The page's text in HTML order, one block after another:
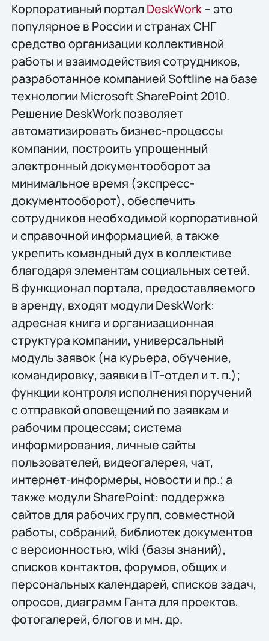
Корпоративный портал DeskWork– это
популярное в России и странах СНГ
средство организации коллективной
работы и взаимодействия сотрудников,
разработанное компанией Softline на базе
технологии Microsoft SharePoint 2010.
Решение DeskWork позволяет
автоматизировать бизнес-процессы
компании, построить упрощенный
электронный документооборот за
минимальное время (экспресс-
документооборот), обеспечить
сотрудников необходимой корпоративной
и справочной информацией, а также
укрепить командный дух в коллективе
благодаря элементам социальных сетей.
В функционал портала, предоставляемого
в аренду, входят модули DeskWork:
адресная книга и организационная
структура компании, универсальный
модуль заявок (на курьера, обучение,
командировку, заявки в IТ-отдел и т. п.);
функции контроля исполнения поручений
с отправкой оповещений по заявкам и
рабочим процессам; система
информирования, личные сайты
пользователей, видеогалерея, чат,
интернет-информеры, новости и пр.; а
также модули SharePoint: поддержка
сайтов для рабочих групп, совместной
работы, собраний, библиотек документов
с версионностью, wiki (базы знаний),
списков контактов, форумов, общих и
персональных календарей, списков задач,
опросов, диаграмм Ганта для проектов,
фотогалерей, блогов и мн. др.